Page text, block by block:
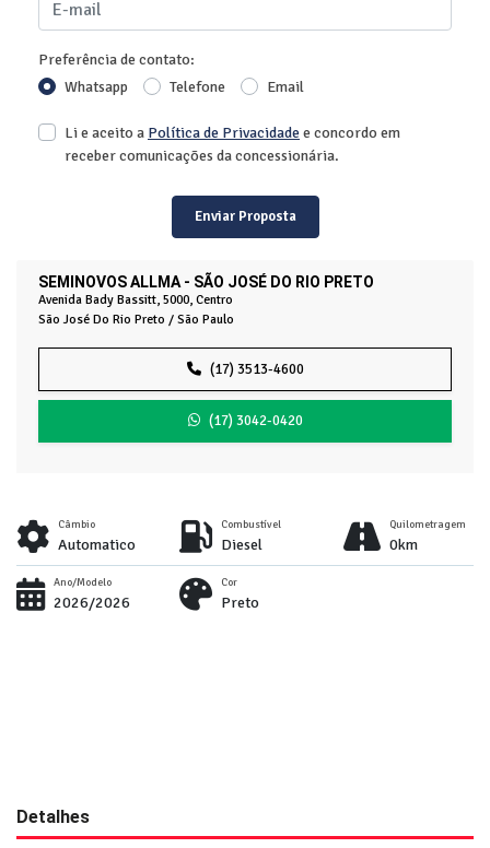
SEMINOVOS ALLMA - SÃO JOSÉ DO RIO PRETO
Avenida Bady Bassitt, 5000, Centro
São José Do Rio Preto / São Paulo
(17) 3513-4600
(17) 3042-0420
Preferência de contato:
Whatsapp
Telefone Email
Li e aceito a Política de Privacidadee concordo em
receber comunicações da concessionária.
Enviar Proposta
Câmbio
Automatico
Combustível
Diesel
Quilometragem
0km
Ano/Modelo
2026/2026
Cor
Preto
Detalhes